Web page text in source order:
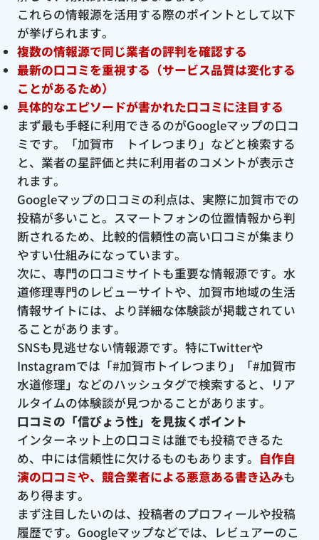
これらの情報源を活用する際のポイントとして以下
が挙げられます。
複数の情報源で同じ業者の評判を確認する
最新の口コミを重視する（サービス品質は変化する
ことがあるため）
具体的なエピソードが書かれた口コミに注目する
まず最も手軽に利用できるのがGoogleマップの口コ
ミです。「加賀市 トイレつまり」などと検索する
と、業者の星評価と共に利用者のコメントが表示さ
れます。
Googleマップの口コミの利点は、実際に加賀市での
投稿が多いこと。スマートフォンの位置情報から判
断されるため、比較的信頼性の高い口コミが集まり
やすい仕組みになっています。
次に、専門の口コミサイトも重要な情報源です。水
道修理専門のレビューサイトや、加賀市地域の生活
情報サイトには、より詳細な体験談が掲載されてい
ることがあります。
SNSも見逃せない情報源です。特にTwitterや
Instagramでは「#加賀市トイレつまり」「#加賀市
水道修理」などのハッシュタグで検索すると、リア
ルタイムの体験談が見つかることがあります。
口コミの「信ぴょう性」を見抜くポイント
インターネット上の口コミは誰でも投稿できるた
め、中には信頼性に欠けるものもあります。 自作自
演の口コミや、競合業者による悪意ある書き込みも
あり得ます。
まず注目したいのは、投稿者のプロフィールや投稿
履歴です。Googleマップなどでは、レビュアーのこ